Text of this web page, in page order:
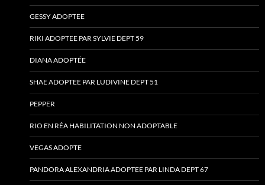
GESSY ADOPTEE
RIKI ADOPTEE PAR SYLVIE DEPT 59
DIANA ADOPTÉE
SHAE ADOPTEE PAR LUDIVINE DEPT 51
PEPPER
RIO EN RÉA HABILITATION NON ADOPTABLE
VEGAS ADOPTE
PANDORA ALEXANDRIA ADOPTEE PAR LINDA DEPT 67